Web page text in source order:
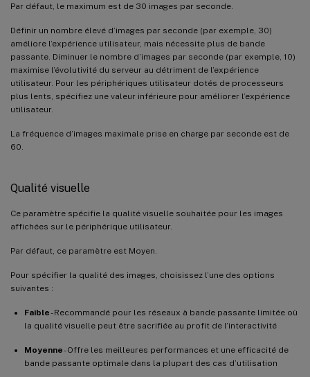
Par défaut, le maximum est de 30 images par seconde.
Définir un nombre élevé d’images par seconde (par exemple, 30)
améliore l’expérience utilisateur, mais nécessite plus de bande
passante. Diminuer le nombre d’images par seconde (par exemple, 10)
maximise l’évolutivité du serveur au détriment de l’expérience
utilisateur. Pour les périphériques utilisateur dotés de processeurs
plus lents, spécifiez une valeur inférieure pour améliorer l’expérience
utilisateur.
La fréquence d’images maximale prise en charge par seconde est de
60.
Qualité visuelle
Ce paramètre spécifie la qualité visuelle souhaitée pour les images
affichées sur le périphérique utilisateur.
Par défaut, ce paramètre est Moyen.
Pour spécifier la qualité des images, choisissez l’une des options
suivantes :
Faible- Recommandé pour les réseaux à bande passante limitée où
la qualité visuelle peut être sacrifiée au profit de l’interactivité
Moyenne- Offre les meilleures performances et une efficacité de
bande passante optimale dans la plupart des cas d’utilisation